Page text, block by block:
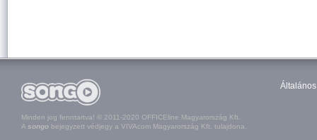
Minden jog fenntartva! © 2011-2020 OFFICEline Magyarország Kft.
A songo bejegyzett védjegy a VIVAcom Magyarország Kft. tulajdona.